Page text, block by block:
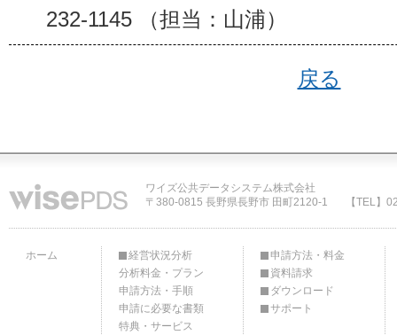
232-1145 （担当：山浦）
戻る
ワイズ公共データシステム株式会社
〒380-0815 長野県長野市 田町2120-1
【TEL】
ホーム
経営状況分析
分析料金・プラン
申請方法・手順
申請に必要な書類
特典・サービス
申請方法・料金
資料請求
ダウンロード
サポート